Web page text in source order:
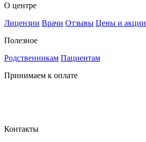
О центре
Лицензии Врачи Отзывы Цены и акции
Полезное
Родственникам Пациентам
Принимаем к оплате
Контакты